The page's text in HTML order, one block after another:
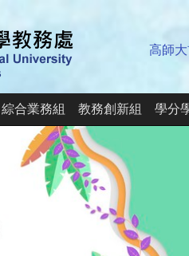
高師
綜合業務組 教務創新組 學分